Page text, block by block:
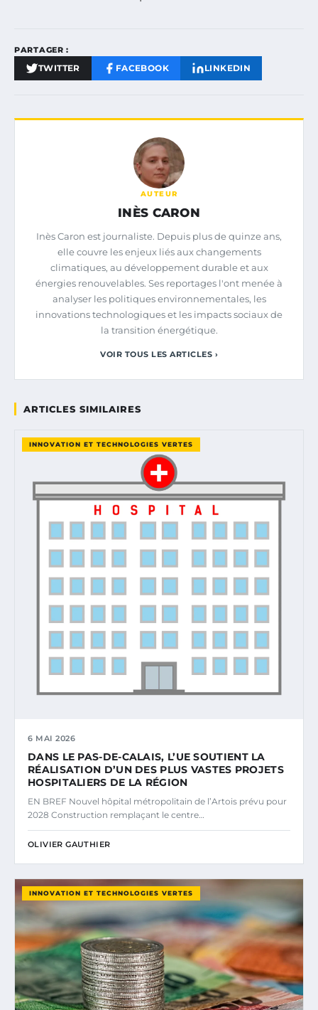
PARTAGER :
TWITTER FACEBOOK LINKEDIN
AUTEUR
INÈS CARON
Inès Caron est journaliste. Depuis plus de quinze ans,
elle couvre les enjeux liés aux changements
climatiques, au développement durable et aux
énergies renouvelables. Ses reportages l'ont menée à
analyser les politiques environnementales, les
innovations technologiques et les impacts sociaux de
la transition énergétique.
VOIR TOUS LES ARTICLES ›
ARTICLES SIMILAIRES
INNOVATION ET TECHNOLOGIES VERTES
6 MAI 2026
DANS LE PAS-DE-CALAIS, L’UE SOUTIENT LA
RÉALISATION D’UN DES PLUS VASTES PROJETS
HOSPITALIERS DE LA RÉGION
EN BREF Nouvel hôpital métropolitain de l’Artois prévu pour
2028 Construction remplaçant le centre…
OLIVIER GAUTHIER
INNOVATION ET TECHNOLOGIES VERTES